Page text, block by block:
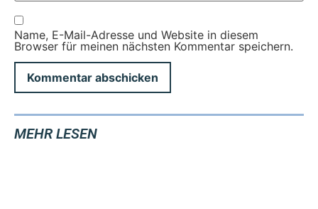
Name, E-Mail-Adresse und Website in diesem
Browser für meinen nächsten Kommentar speichern.
MEHR LESEN